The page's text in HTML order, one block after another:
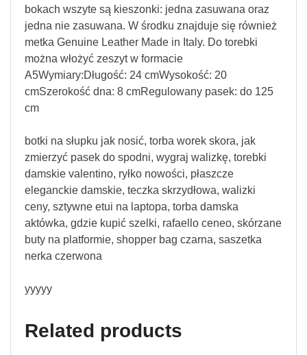
bokach wszyte są kieszonki: jedna zasuwana oraz
jedna nie zasuwana. W środku znajduje się również
metka Genuine Leather Made in Italy. Do torebki
można włożyć zeszyt w formacie
A5Wymiary:Długość: 24 cmWysokość: 20
cmSzerokość dna: 8 cmRegulowany pasek: do 125
cm
botki na słupku jak nosić, torba worek skora, jak
zmierzyć pasek do spodni, wygraj walizkę, torebki
damskie valentino, ryłko nowości, płaszcze
eleganckie damskie, teczka skrzydłowa, walizki
ceny, sztywne etui na laptopa, torba damska
aktówka, gdzie kupić szelki, rafaello ceneo, skórzane
buty na platformie, shopper bag czarna, saszetka
nerka czerwona
yyyyy
Related products